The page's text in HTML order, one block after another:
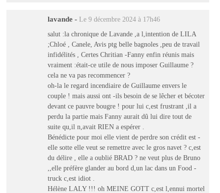
lavande - Le 9 décembre 2024 à 17h46
salut :la chronique de Lavande ,a l,intention de LILA
;Chloé , Canele, Avis ptg belle bagnoles ,peu de travail
infidélités , Certes Chritian -Fanny enfin réunis mais
vraiment :était-ce utile de nous imposer Guillaume ?
cela ne va pas recommencer ?
oh-la le regard incendiaire de Guillaume envers le
couple ! mais aussi ont -ils besoin de se lêcher et bécoter
devant ce pauvre bougre ! pour lui c,est frustrant ,il a
perdu la partie mais Fanny aurait dû lui dire tout de
suite qu,il n,avait RIEN a espérer .
Bénédicte pour moi elle vient de perdre son crédit est -
elle sotte elle veut se remettre avec le gros navet ? c,est
du délire , elle a oublié BRAD ? ne veut plus de Bruno
,,elle préfère glander au bord d,un lac dans un Food -
truck c,est idiot .
Hélène LALY !!! oh MEINE GOTT c,est l,ennui mortel